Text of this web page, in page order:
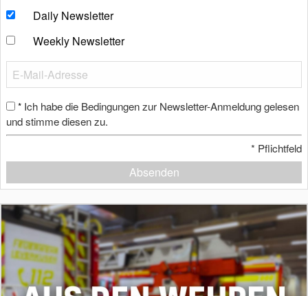
Daily Newsletter
Weekly Newsletter
* Ich habe die Bedingungen zur Newsletter-Anmeldung gelesen
und stimme diesen zu.
* Pflichtfeld
Absenden